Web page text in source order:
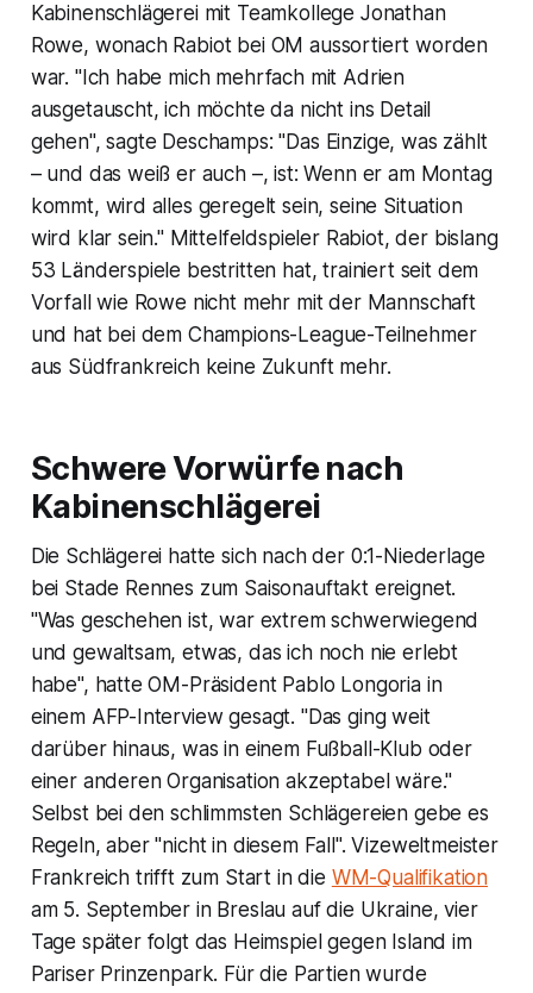
Kabinenschlägerei mit Teamkollege Jonathan
Rowe, wonach Rabiot bei OM aussortiert worden
war. "Ich habe mich mehrfach mit Adrien
ausgetauscht, ich möchte da nicht ins Detail
gehen", sagte Deschamps: "Das Einzige, was zählt
– und das weiß er auch –, ist: Wenn er am Montag
kommt, wird alles geregelt sein, seine Situation
wird klar sein." Mittelfeldspieler Rabiot, der bislang
53 Länderspiele bestritten hat, trainiert seit dem
Vorfall wie Rowe nicht mehr mit der Mannschaft
und hat bei dem Champions-League-Teilnehmer
aus Südfrankreich keine Zukunft mehr.
Schwere Vorwürfe nach
Kabinenschlägerei
Die Schlägerei hatte sich nach der 0:1-Niederlage
bei Stade Rennes zum Saisonauftakt ereignet.
"Was geschehen ist, war extrem schwerwiegend
und gewaltsam, etwas, das ich noch nie erlebt
habe", hatte OM-Präsident Pablo Longoria in
einem AFP-Interview gesagt. "Das ging weit
darüber hinaus, was in einem Fußball-Klub oder
einer anderen Organisation akzeptabel wäre."
Selbst bei den schlimmsten Schlägereien gebe es
Regeln, aber "nicht in diesem Fall". Vizeweltmeister
Frankreich trifft zum Start in die WM-Qualifikation
am 5. September in Breslau auf die Ukraine, vier
Tage später folgt das Heimspiel gegen Island im
Pariser Prinzenpark. Für die Partien wurde